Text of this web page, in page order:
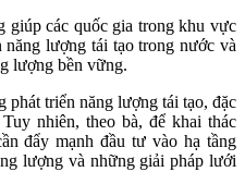
giúp các quốc gia trong khu vực
năng lượng tái tạo trong nước và
lượng bền vững.
triển năng lượng tái tạo, đặc
nhiên, theo bà, để khai thác
đẩy mạnh đầu tư vào hạ tầng
lượng và những giải pháp lưới